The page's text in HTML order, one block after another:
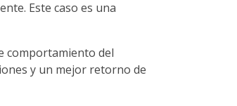
Este caso es una
comportamiento del
y un mejor retorno de